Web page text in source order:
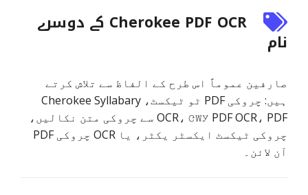
Cherokee PDF OCR کے دوسرے
نام
صارفین عموماً اس طرح کے الفاظ سے تلاش کرتے
ہیں: چروکی PDF ٹو ٹیکسٹ، Cherokee Syllabary
OCR، ᏣᎳᎩ PDF OCR، PDF سے چروکی متن نکالیں،
چروکی ٹیکسٹ ایکسٹر یکٹر، یا OCR چروکی PDF
آن لائن۔